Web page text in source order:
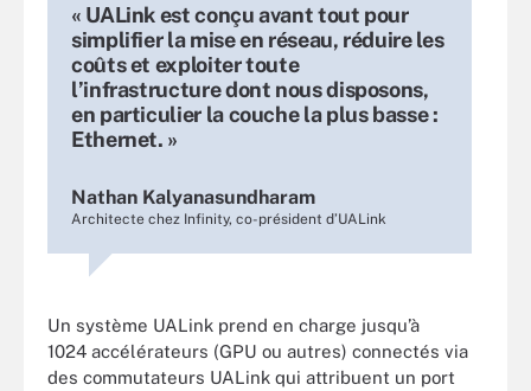
« UALink est conçu avant tout pour
simplifier la mise en réseau, réduire les
coûts et exploiter toute
l’infrastructure dont nous disposons,
en particulier la couche la plus basse :
Ethernet. »
Nathan Kalyanasundharam
Architecte chez Infinity, co-président d’UALink
Un système UALink prend en charge jusqu’à
1024 accélérateurs (GPU ou autres) connectés via
des commutateurs UALink qui attribuent un port